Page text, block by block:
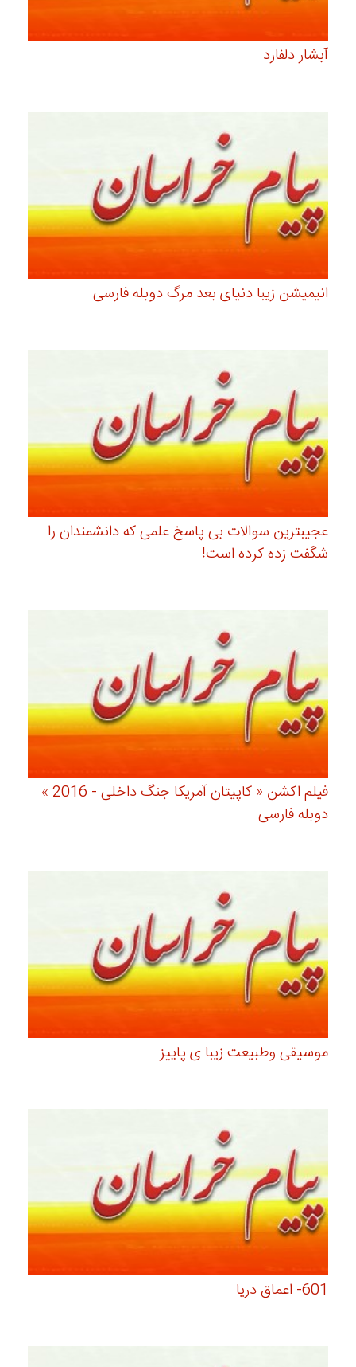
آبشار دلفارد
انیمیشن زیبا دنیای بعد مرگ دوبله فارسی
عجیبترین سوالات بی پاسخ علمی که دانشمندان را
شگفت زده کرده است!
فیلم اکشن « کاپیتان آمریکا جنگ داخلی - 2016 »
دوبله فارسی
موسیقی وطبیعت زیبا ی پاییز
601- اعماق دریا